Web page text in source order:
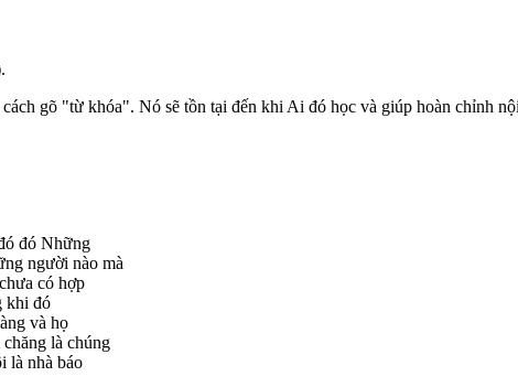
gõ "từ khóa". Nó sẽ tồn tại đến khi Ai đó học và giúp hoàn chỉnh
đó Những
người nào mà
có hợp
khi đó
và họ
là chúng
là nhà báo